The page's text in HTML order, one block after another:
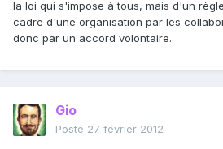
la loi qui s'impose à tous, mais d'un
cadre d'une organisation par les
donc par un accord volontaire.
Gio
Posté 27 février 2012